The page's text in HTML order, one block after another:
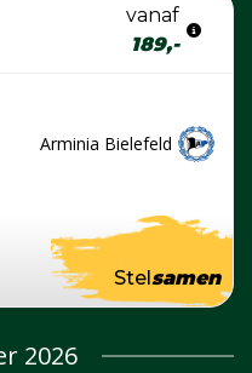
vanaf
189,-
Arminia Bielefeld
Stelsamen
2026